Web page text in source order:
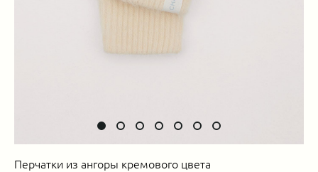
Перчатки из ангоры кремового цвета